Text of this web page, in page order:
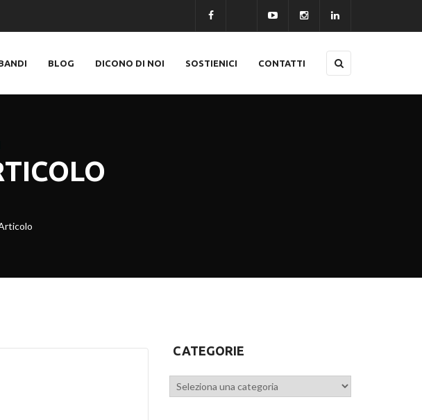
BLOG DICONO DI NOI SOSTIENICI CONTATTI
CATEGORIE
Categorie